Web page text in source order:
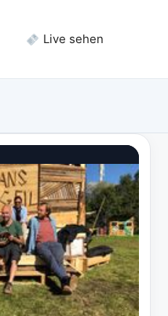
Live sehen